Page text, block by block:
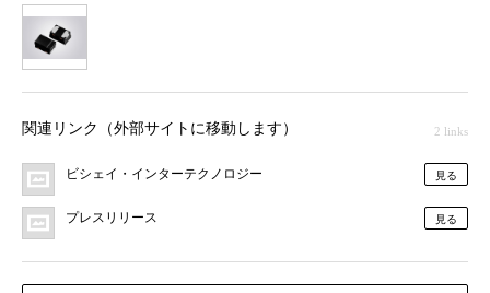
関連リンク（外部サイトに移動します） 2 links
ビシェイ・インターテクノロジー 見る
プレスリリース 見る